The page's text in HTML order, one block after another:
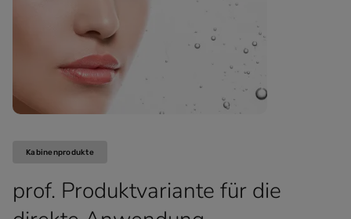
Kabinenprodukte
prof. Produktvariante für die